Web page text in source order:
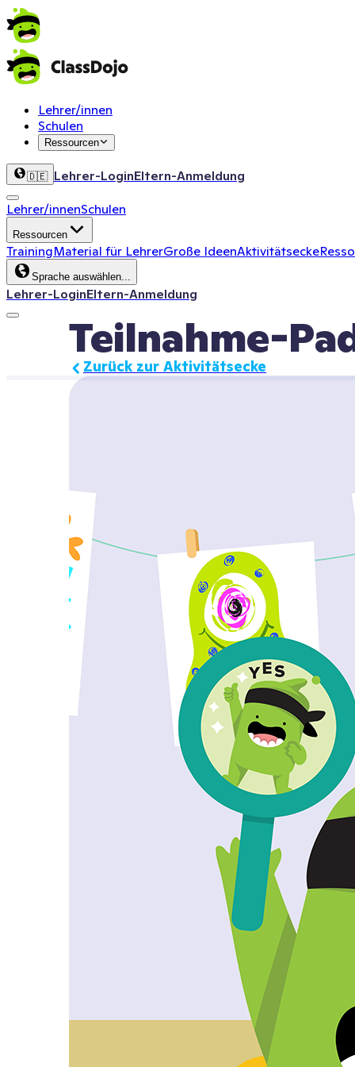
Lehrer/innen
Schulen
Ressourcen
🇩🇪 Lehrer-LoginEltern-Anmeldung
Lehrer/innenSchulen
Ressourcen
TrainingMaterial für LehrerGroße IdeenAktivitätsecke
Sprache auswählen...
Lehrer-LoginEltern-Anmeldung
Teilnahme-
Zurück zur Aktivitätsecke